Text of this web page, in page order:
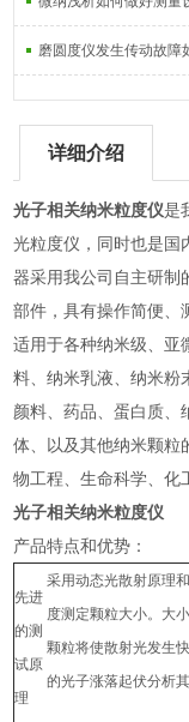
磨圆度仪发生传动故障
详细介绍
光子相关纳米粒度仪是
光粒度仪，同时也是国
器采用我公司自主研制
部件，具有操作简便、
适用于各种纳米级、亚
料、纳米乳液、纳米粉
颜料、药品、蛋白质、
体、以及其他纳米颗粒
物工程、生命科学、化
光子相关纳米粒度仪
产品特点和优势：
先进
的测
试原
理
采用动态光散射原理
度测定颗粒大小。大
颗粒将使散射光发生
的光子涨落起伏分析其